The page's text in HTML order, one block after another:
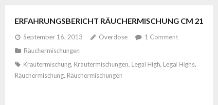
ERFAHRUNGSBERICHT RÄUCHERMISCHUNG CM 21
September 16, 2013 Overdose 1 Comment
Räuchermischungen
Kräutermischung, Kräutermischungen, Legal High, Legal Highs,
Räuchermischung, Räuchermischungen